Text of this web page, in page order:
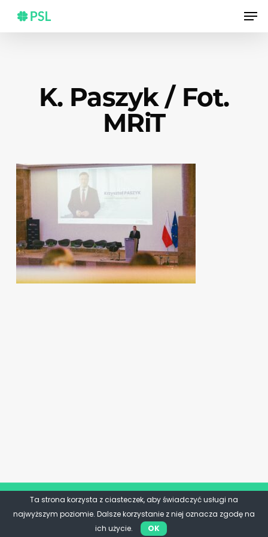
main
K. Paszyk / Fot.
MRiT
Ta strona korzysta z ciasteczek, aby świadczyć usługi na
najwyższym poziomie. Dalsze korzystanie z niej oznacza zgodę na
ich użycie.
OK